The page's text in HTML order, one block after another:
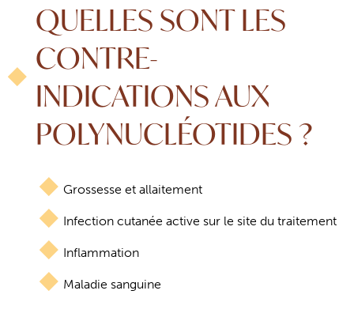
QUELLES SONT LES
CONTRE-
INDICATIONS AUX
POLYNUCLÉOTIDES ?
Grossesse et allaitement
Infection cutanée active sur le site du traitement
Inflammation
Maladie sanguine